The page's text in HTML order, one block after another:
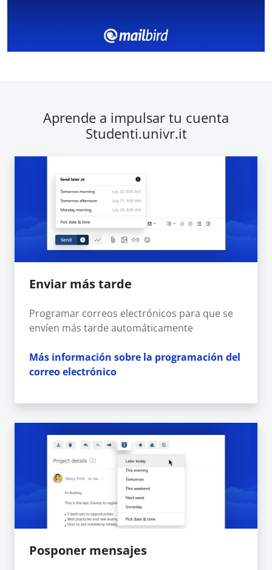
Aprende a impulsar tu cuenta
Studenti.univr.it
Enviar más tarde
Programar correos electrónicos para que se
envíen más tarde automáticamente
Más información sobre la programación del
correo electrónico
Posponer mensajes